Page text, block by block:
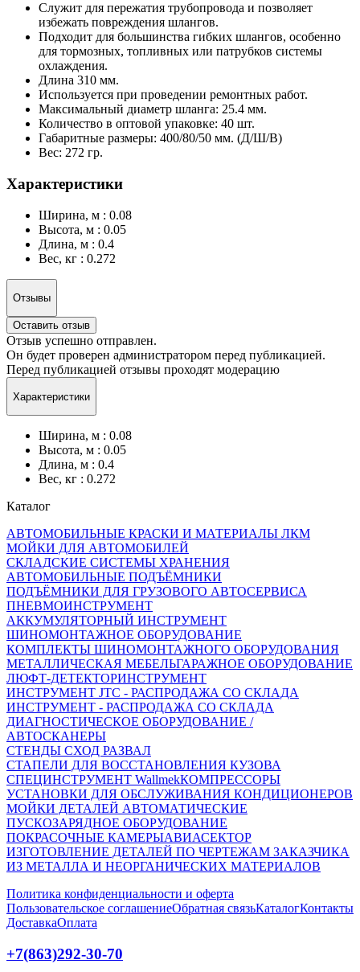
Служит для пережатия трубопровода и позволяет
избежать повреждения шлангов.
Подходит для большинства гибких шлангов, особенно
для тормозных, топливных или патрубков системы
охлаждения.
Длина 310 мм.
Используется при проведении ремонтных работ.
Максимальный диаметр шланга: 25.4 мм.
Количество в оптовой упаковке: 40 шт.
Габаритные размеры: 400/80/50 мм. (Д/Ш/В)
Вес: 272 гр.
Характеристики
Ширина, м : 0.08
Высота, м : 0.05
Длина, м : 0.4
Вес, кг : 0.272
Отзывы
Оставить отзыв
Отзыв успешно отправлен.
Он будет проверен администратором перед публикацией.
Перед публикацией отзывы проходят модерацию
Характеристики
Ширина, м : 0.08
Высота, м : 0.05
Длина, м : 0.4
Вес, кг : 0.272
Каталог
АВТОМОБИЛЬНЫЕ КРАСКИ И МАТЕРИАЛЫ ЛКМ
МОЙКИ ДЛЯ АВТОМОБИЛЕЙ
СКЛАДСКИЕ СИСТЕМЫ ХРАНЕНИЯ
АВТОМОБИЛЬНЫЕ ПОДЪЁМНИКИ
ПОДЪЁМНИКИ ДЛЯ ГРУЗОВОГО АВТОСЕРВИСА
ПНЕВМОИНСТРУМЕНТ
АККУМУЛЯТОРНЫЙ ИНСТРУМЕНТ
ШИНОМОНТАЖНОЕ ОБОРУДОВАНИЕ
КОМПЛЕКТЫ ШИНОМОНТАЖНОГО ОБОРУДОВАНИЯ
МЕТАЛЛИЧЕСКАЯ МЕБЕЛЬГАРАЖНОЕ ОБОРУДОВАНИЕ
ЛЮФТ-ДЕТЕКТОРИНСТРУМЕНТ
ИНСТРУМЕНТ JTC - РАСПРОДАЖА СО СКЛАДА
ИНСТРУМЕНТ - РАСПРОДАЖА СО СКЛАДА
ДИАГНОСТИЧЕСКОЕ ОБОРУДОВАНИЕ /
АВТОСКАНЕРЫ
СТЕНДЫ СХОД РАЗВАЛ
СТАПЕЛИ ДЛЯ ВОССТАНОВЛЕНИЯ КУЗОВА
СПЕЦИНСТРУМЕНТ WallmekКОМПРЕССОРЫ
УСТАНОВКИ ДЛЯ ОБСЛУЖИВАНИЯ КОНДИЦИОНЕРОВ
МОЙКИ ДЕТАЛЕЙ АВТОМАТИЧЕСКИЕ
ПУСКОЗАРЯДНОЕ ОБОРУДОВАНИЕ
ПОКРАСОЧНЫЕ КАМЕРЫАВИАСЕКТОР
ИЗГОТОВЛЕНИЕ ДЕТАЛЕЙ ПО ЧЕРТЕЖАМ ЗАКАЗЧИКА
ИЗ МЕТАЛЛА И НЕОРГАНИЧЕСКИХ МАТЕРИАЛОВ
Политика конфиденциальности и оферта
Пользовательское соглашениеОбратная связьКаталогКонтакты
ДоставкаОплата
+7(863)292-30-70